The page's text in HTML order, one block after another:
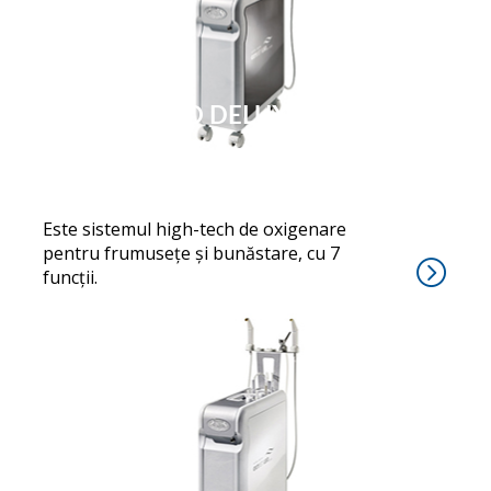
OXYJET LEO DELUXE
Este sistemul high-tech de oxigenare
pentru frumusețe și bunăstare, cu 7
funcții.